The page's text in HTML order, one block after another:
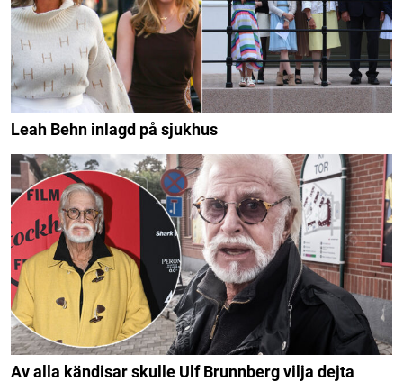
Leah Behn inlagd på sjukhus
Av alla kändisar skulle Ulf Brunnberg vilja dejta